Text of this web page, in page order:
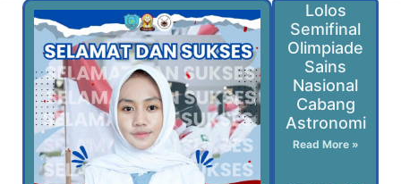
Lolos
Semifinal
Olimpiade
Sains
Nasional
Cabang
Astronomi
Read More »